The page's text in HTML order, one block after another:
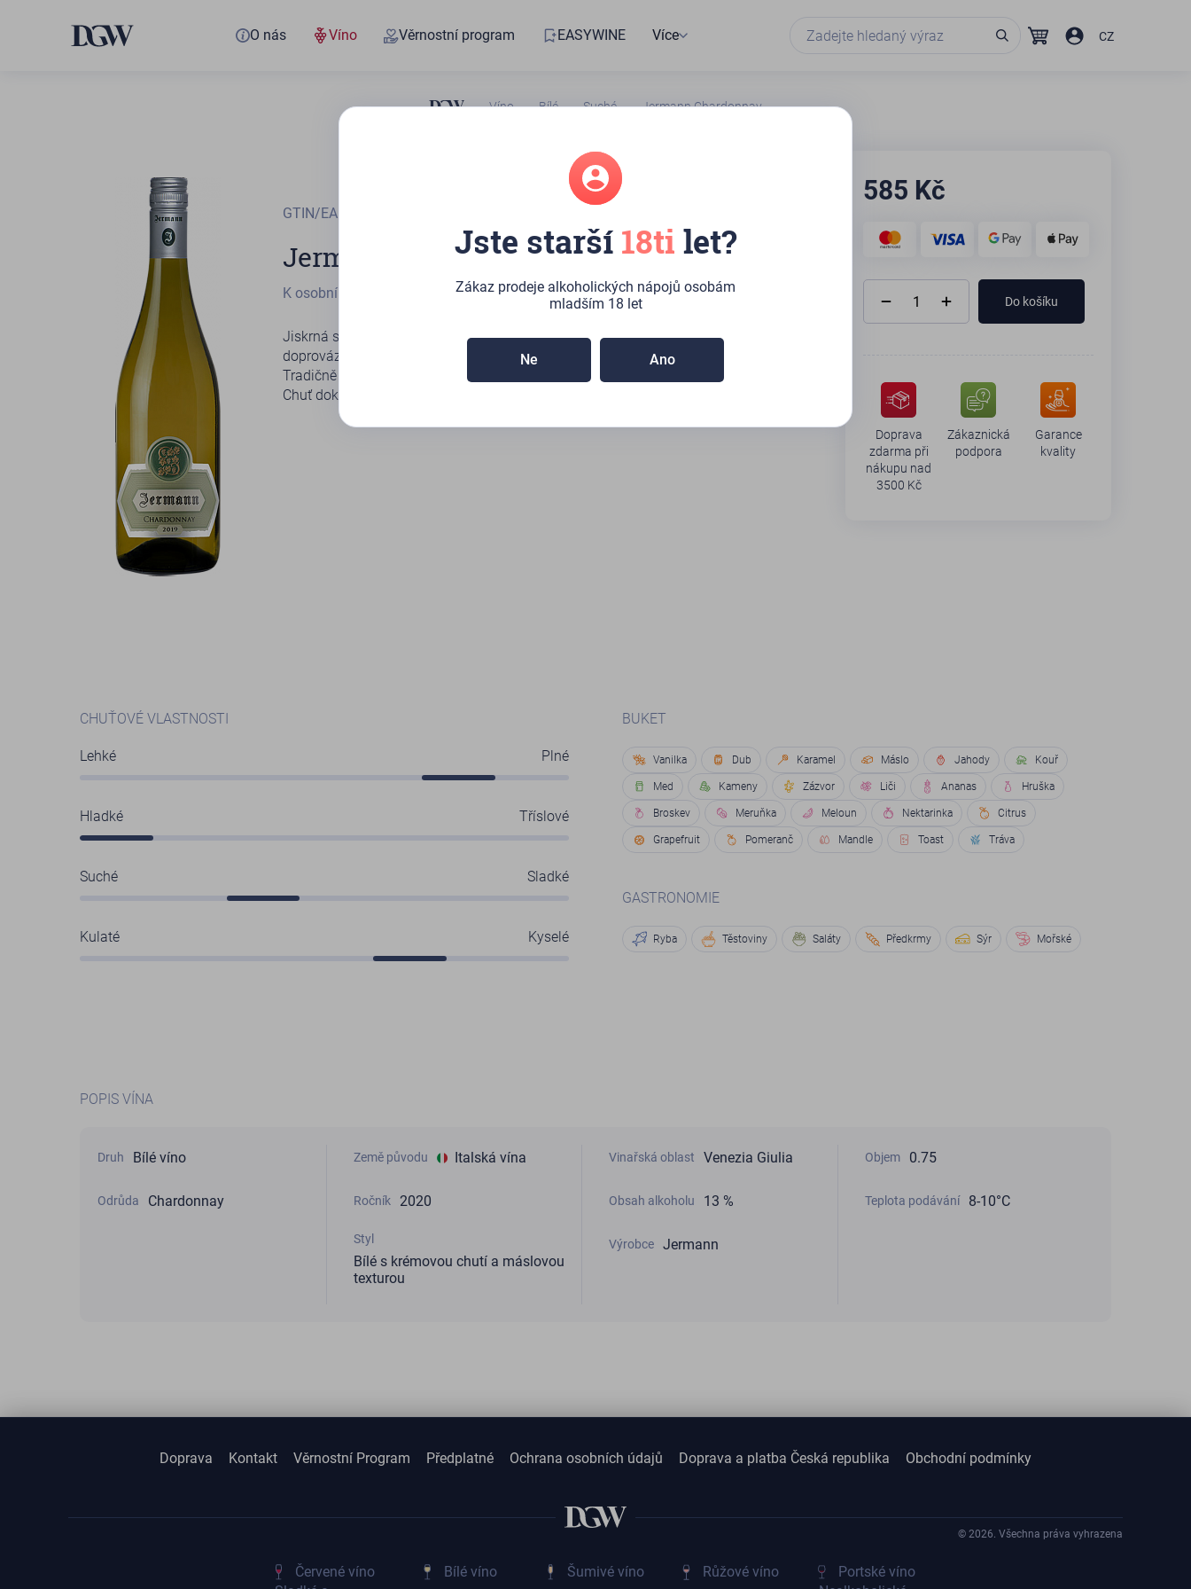
O nás Víno Věrnostní program EASYWINE Více CZ
Víno Bílé Suché Jermann Chardonnay
GTIN/EAN
Jermann Chardonnay
K osobnímu odběru: (Kateřinská 492/10, Praha)
Jiskrná slámově žlutá barva s odlesky zelené. Tradičně minerální tón
doprovázený ovocitostí. Zejména připomíná banány a plně vyzrálá jablka.
Tradičně velmi čitelá odrůdovost, jak je tomu u vín z “dílny” Jermann zvykem.
Chuť dokonale kopíruje aroma, je minerální ovocná a velice dlouhá.
585 Kč
Do košíku
Doprava
zdarma při
nákupu nad
3500 Kč
Zákaznická
podpora
Garance
kvality
BUKET
Vanilka Dub Karamel Máslo Jahody Kouř
Med Kameny Zázvor Liči Ananas Hruška
Broskev Meruňka Meloun Nektarinka Citrus
Grapefruit Pomeranč Mandle Toast Tráva
GASTRONOMIE
Ryba Těstoviny Saláty Předkrmy Sýr Mořské
CHUŤOVÉ VLASTNOSTI
Lehké Plné
Hladké Tříslové
Suché Sladké
Kulaté Kyselé
POPIS VÍNA
Druh Bílé víno
Odrůda Chardonnay
Země původu Italská vína
Ročník 2020
Styl
Bílé s krémovou chutí a máslovou
texturou
Vinařská oblast Venezia Giulia
Obsah alkoholu 13 %
Výrobce Jermann
Objem 0.75
Teplota podávání 8-10°С
Doprava Kontakt Věrnostní Program Předplatné Ochrana osobních údajů Doprava a platba Česká republika Obchodní podmínky
© 2026. Všechna práva vyhrazena
Červené víno Bílé víno Šumivé víno Růžové víno
Portské víno
Jste starší 18ti let?
Zákaz prodeje alkoholických nápojů osobám
mladším 18 let
Ne Ano